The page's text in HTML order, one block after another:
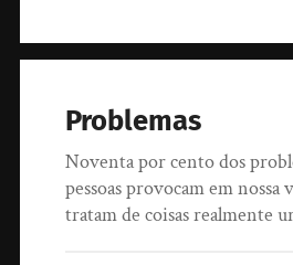
Problemas
Noventa por cento dos
pessoas provocam em nossa
tratam de coisas realmente